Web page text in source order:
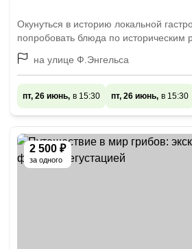
Окунуться в историю локальной
попробовать блюда по историческим
на улице Ф.Энгельса
пт, 26 июнь, в 15:30 пт, 26 июнь, в 15:30
2 500 ₽
за одного